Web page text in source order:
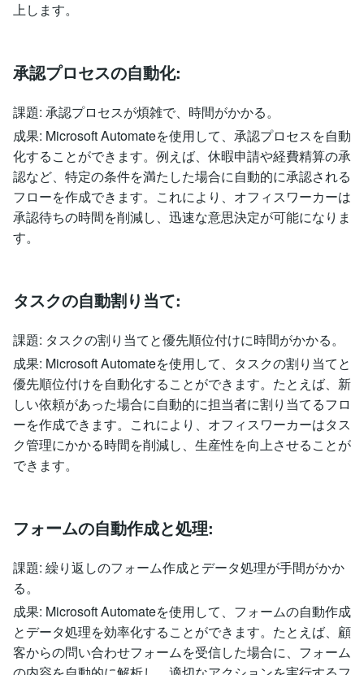
上します。
承認プロセスの自動化:
課題: 承認プロセスが煩雑で、時間がかかる。
成果: Microsoft Automateを使用して、承認プロセスを自動
化することができます。例えば、休暇申請や経費精算の承
認など、特定の条件を満たした場合に自動的に承認される
フローを作成できます。これにより、オフィスワーカーは
承認待ちの時間を削減し、迅速な意思決定が可能になりま
す。
タスクの自動割り当て:
課題: タスクの割り当てと優先順位付けに時間がかかる。
成果: Microsoft Automateを使用して、タスクの割り当てと
優先順位付けを自動化することができます。たとえば、新
しい依頼があった場合に自動的に担当者に割り当てるフロ
ーを作成できます。これにより、オフィスワーカーはタス
ク管理にかかる時間を削減し、生産性を向上させることが
できます。
フォームの自動作成と処理:
課題: 繰り返しのフォーム作成とデータ処理が手間がかか
る。
成果: Microsoft Automateを使用して、フォームの自動作成
とデータ処理を効率化することができます。たとえば、顧
客からの問い合わせフォームを受信した場合に、フォーム